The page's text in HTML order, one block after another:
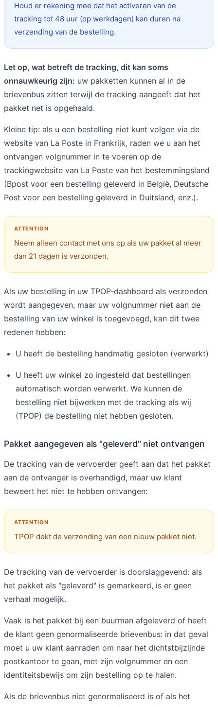
Houd er rekening mee dat het activeren van de
tracking tot 48 uur (op werkdagen) kan duren na
verzending van de bestelling.
Let op, wat betreft de tracking, dit kan soms
onnauwkeurig zijn: uw pakketten kunnen al in de
brievenbus zitten terwijl de tracking aangeeft dat het
pakket net is opgehaald.
Kleine tip: als u een bestelling niet kunt volgen via de
website van La Poste in Frankrijk, raden we u aan het
ontvangen volgnummer in te voeren op de
trackingwebsite van La Poste van het bestemmingsland
(Bpost voor een bestelling geleverd in België, Deutsche
Post voor een bestelling geleverd in Duitsland, enz.).
Neem alleen contact met ons op als uw pakket al meer
dan 21 dagen is verzonden.
Als uw bestelling in uw TPOP-dashboard als verzonden
wordt aangegeven, maar uw volgnummer niet aan de
bestelling van uw winkel is toegevoegd, kan dit twee
redenen hebben:
U heeft de bestelling handmatig gesloten (verwerkt)
U heeft uw winkel zo ingesteld dat bestellingen
automatisch worden verwerkt. We kunnen de
bestelling niet bijwerken met de tracking als wij
(TPOP) de bestelling niet hebben gesloten.
Pakket aangegeven als "geleverd" niet ontvangen
De tracking van de vervoerder geeft aan dat het pakket
aan de ontvanger is overhandigd, maar uw klant
beweert het niet te hebben ontvangen:
TPOP dekt de verzending van een nieuw pakket niet.
De tracking van de vervoerder is doorslaggevend: als
het pakket als "geleverd" is gemarkeerd, is er geen
verhaal mogelijk.
Vaak is het pakket bij een buurman afgeleverd of heeft
de klant geen genormaliseerde brievenbus: in dat geval
moet u uw klant aanraden om naar het dichtstbijzijnde
postkantoor te gaan, met zijn volgnummer en een
identiteitsbewijs om zijn bestelling op te halen.
Als de brievenbus niet genormaliseerd is of als het